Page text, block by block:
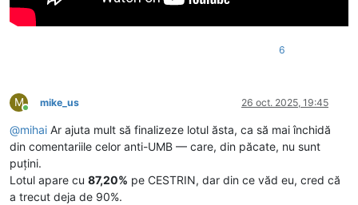
6
M
Conectat
mike_us 26 oct. 2025, 19:45
@mihai Ar ajuta mult să finalizeze lotul ăsta, ca să mai închidă
din comentariile celor anti-UMB — care, din păcate, nu sunt
puțini.
Lotul apare cu 87,20% pe CESTRIN, dar din ce văd eu, cred că
a trecut deja de 90%.